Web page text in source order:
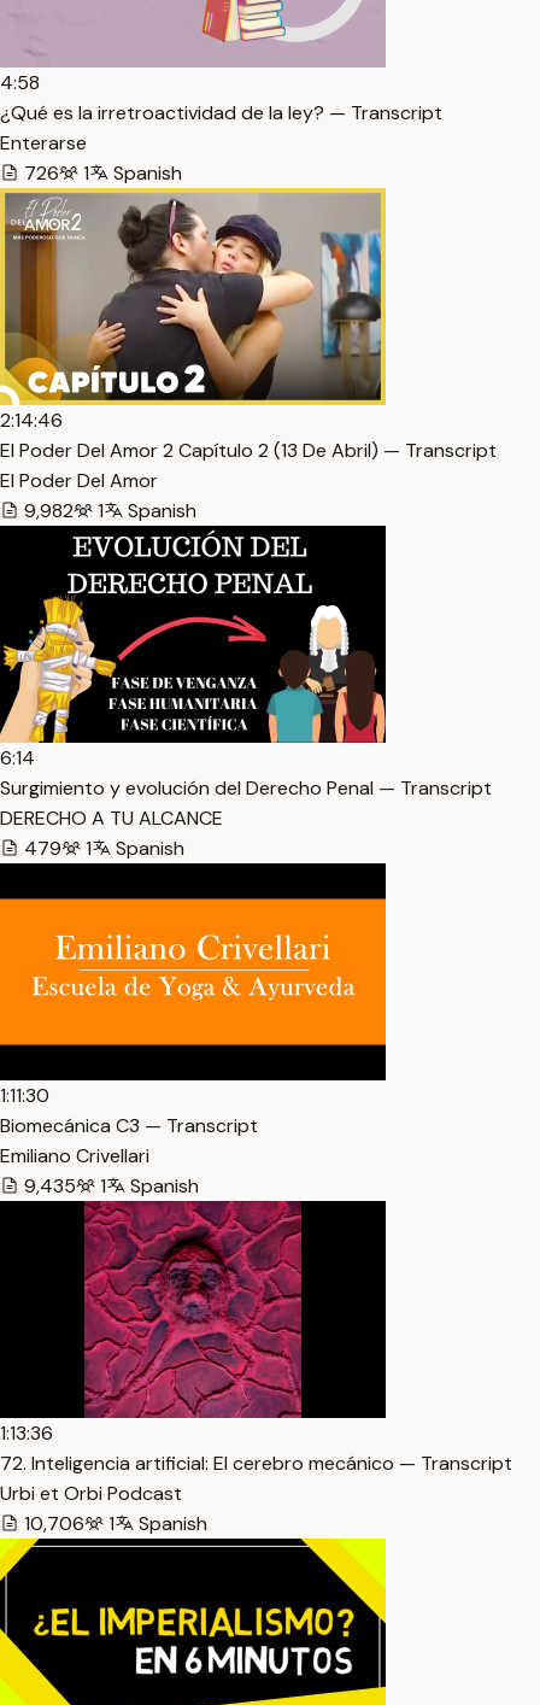
4:58
¿Qué es la irretroactividad de la ley? — Transcript
Enterarse
726
1 Spanish
2:14:46
El Poder Del Amor 2 Capítulo 2 (13 De Abril) — Transcript
El Poder Del Amor
9,982
1 Spanish
6:14
Surgimiento y evolución del Derecho Penal — Transcript
DERECHO A TU ALCANCE
479
1 Spanish
1:11:30
Biomecánica C3 — Transcript
Emiliano Crivellari
9,435
1 Spanish
1:13:36
72. Inteligencia artificial: El cerebro mecánico — Transcript
Urbi et Orbi Podcast
10,706
1 Spanish